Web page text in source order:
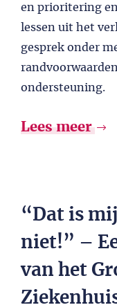
en prioritering
lessen uit het
gesprek onder
ondersteuning.
Lees meer
“Dat is
niet!” –
van het